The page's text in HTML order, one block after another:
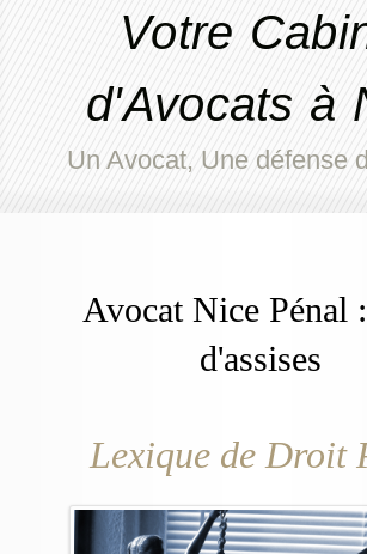
Votre
d'Avocats à
Un Avocat, Une défense
Avocat Nice Pénal
d'assises
Lexique de Droit